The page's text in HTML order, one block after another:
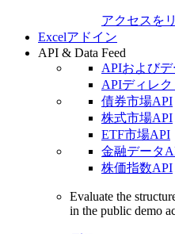
アクセスを
Excelアドイン
API & Data Feed
APIおよび
APIディレク
債券市場API
株式市場API
ETF市場API
金融データ
株価指数API
Evaluate the
in the public demo